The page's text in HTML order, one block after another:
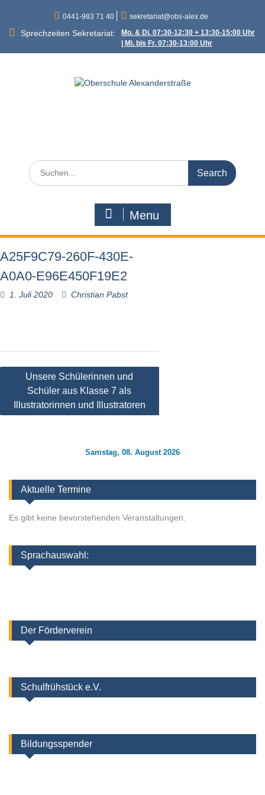
content
0441-983 71 40 sekretariat@obs-alex.de
Sprechzeiten Sekretariat:
Mo. & Di. 07:30-12:30 + 13:30-15:00 Uhr
| Mi. bis Fr. 07:30-13:00 Uhr
Search
for:
Menu
A25F9C79-260F-430E-
A0A0-E96E450F19E2
1. Juli 2020 Christian Pabst
Beitragsnavigation
Unsere Schülerinnen und
Schüler aus Klasse 7 als
Illustratorinnen und Illustratoren
Samstag, 08. August 2026
Aktuelle Termine
Es gibt keine bevorstehenden Veranstaltungen.
Sprachauswahl:
Der Förderverein
Schulfrühstück e.V.
Bildungsspender